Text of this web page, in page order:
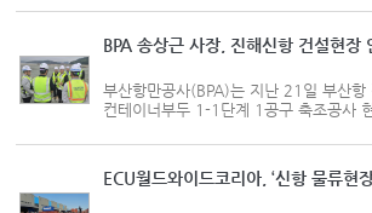
분야에서 협력을 강화하고자 양해각서
밝혔다. 이번 협약은 북대서양 수산업의
BPA 송상근 사장, 진해신항 건설현장
부산항만공사(BPA)는 지난 21일 부산항
컨테이너부두 1-1단계 1공구 축조공사
안전점검 종합계획’에 따라 추진됐다. 송
사장은 직접 건설현장을 찾...